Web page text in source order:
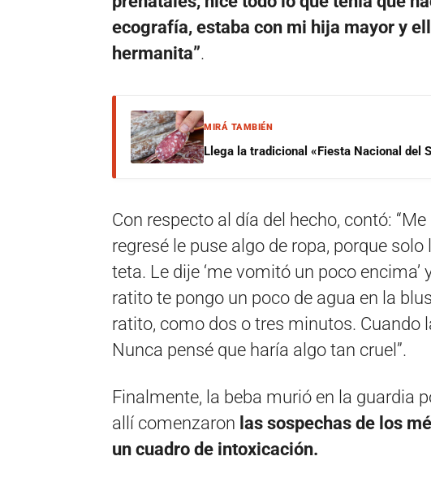
ecografía, estaba con mi hija mayor y
hermanita”.
MIRÁ TAMBIÉN
Llega la tradicional «Fiesta Nacional del
Con respecto al día del hecho, contó:
regresé le puse algo de ropa, porque
teta. Le dije ‘me vomitó un poco encima’
ratito te pongo un poco de agua en la
ratito, como dos o tres minutos. Cuando
Nunca pensé que haría algo tan cruel”.
Finalmente, la beba murió en la guardia
allí comenzaron las sospechas de los
un cuadro de intoxicación.